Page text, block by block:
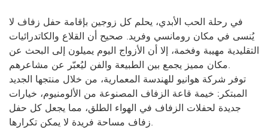
في رحلة الحب الأبدي، يحلم كل زوجين بإقامة حفل زفاف لا
يُنسى في مكان رومانسي وفريد. صحيح أن القلاع والكاتدرائيات
التقليدية مهيبة وفخمة، إلا أن الأزواج اليوم يميلون إلى البحث عن
مكان مميز يجمع بين الطبيعة والفن ليُعبّر عن مشاعرهم.
توفر شركة هوانيو للهندسة المعمارية، من خلال منتجها الجديد
المبتكر: خيمة قاعة الزفاف المصنوعة من الألومنيوم، خيارات
جديدة لحفلات الزفاف في الهواء الطلق، مما يجعل كل حفل
زفاف مساحة فريدة لا يمكن تكرارها.